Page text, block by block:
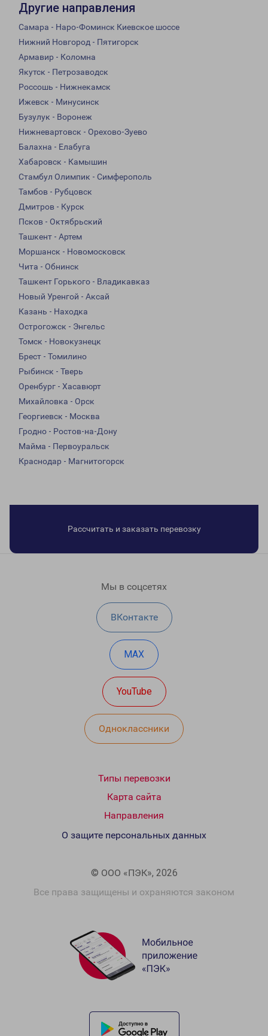
Другие направления
Самара - Наро-Фоминск Киевское шоссе
Нижний Новгород - Пятигорск
Армавир - Коломна
Якутск - Петрозаводск
Россошь - Нижнекамск
Ижевск - Минусинск
Бузулук - Воронеж
Нижневартовск - Орехово-Зуево
Балахна - Елабуга
Хабаровск - Камышин
Стамбул Олимпик - Симферополь
Тамбов - Рубцовск
Дмитров - Курск
Псков - Октябрьский
Ташкент - Артем
Моршанск - Новомосковск
Чита - Обнинск
Ташкент Горького - Владикавказ
Новый Уренгой - Аксай
Казань - Находка
Острогожск - Энгельс
Томск - Новокузнецк
Брест - Томилино
Рыбинск - Тверь
Оренбург - Хасавюрт
Михайловка - Орск
Георгиевск - Москва
Гродно - Ростов-на-Дону
Майма - Первоуральск
Краснодар - Магнитогорск
Рассчитать и заказать перевозку
Мы в соцсетях
ВКонтакте
MAX
YouTube
Одноклассники
Типы перевозки
Карта сайта
Направления
© ООО «ПЭК», 2026
Все права защищены и охраняются законом
О защите персональных данных